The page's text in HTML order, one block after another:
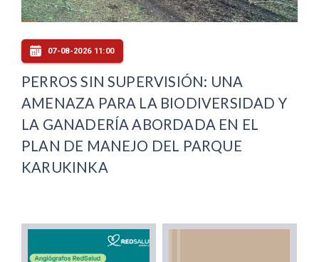
07-08-2026 11:00
PERROS SIN SUPERVISIÓN: UNA
AMENAZA PARA LA BIODIVERSIDAD Y
LA GANADERÍA ABORDADA EN EL
PLAN DE MANEJO DEL PARQUE
KARUKINKA